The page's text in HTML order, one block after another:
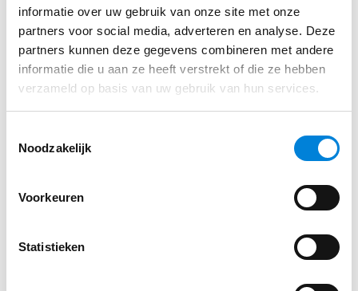
informatie over uw gebruik van onze site met onze
partners voor social media, adverteren en analyse. Deze
partners kunnen deze gegevens combineren met andere
informatie die u aan ze heeft verstrekt of die ze hebben
verzameld op basis van uw gebruik van hun services.
Noodzakelijk
Voorkeuren
Statistieken